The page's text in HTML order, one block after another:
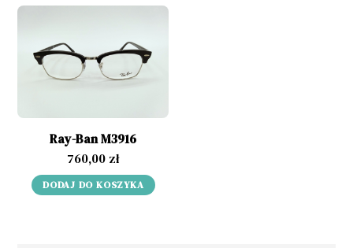
Ray-Ban M3916
760,00 zł
DODAJ DO KOSZYKA